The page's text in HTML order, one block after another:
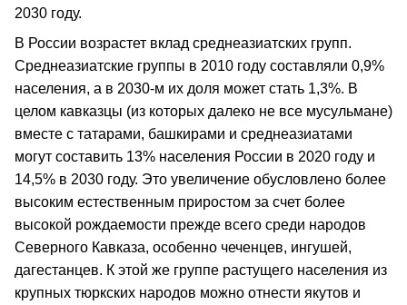
2030 году.
В России возрастет вклад среднеазиатских групп.
Среднеазиатские группы в 2010 году составляли 0,9%
населения, а в 2030-м их доля может стать 1,3%. В
целом кавказцы (из которых далеко не все мусульмане)
вместе с татарами, башкирами и среднеазиатами
могут составить 13% населения России в 2020 году и
14,5% в 2030 году. Это увеличение обусловлено более
высоким естественным приростом за счет более
высокой рождаемости прежде всего среди народов
Северного Кавказа, особенно чеченцев, ингушей,
дагестанцев. К этой же группе растущего населения из
крупных тюркских народов можно отнести якутов и